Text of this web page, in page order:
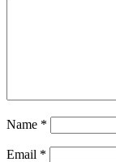
Name *
Email *